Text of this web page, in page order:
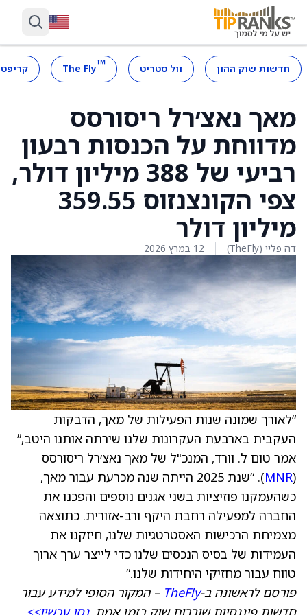
חדשות שוק ההון וול סטריט ™
The Fly
מאך נאצ׳רל ריסורסס
מדווחת על הכנסות רבעון
רביעי של 388 מיליון דולר,
צפי הקונצנזוס 359.55
מיליון דולר
דה פליי (TheFly) 12 במרץ 2026
“לאורך שמונה שנות הפעילות של מאך, הדבקות
העקבית בארבעת העקרונות שלנו שירתה אותנו היטב,”
אמר טום ל. וורד, המנכ"ל של מאך נאצ׳רל ריסורסס
(
MNR
). “שנת 2025 הייתה שנה מכרעת עבור מאך,
כשהעמקנו פוזיציות בשני אגנים נוספים והפכנו את
החברה למפעילה רחבת היקף ורב-אזורית. כתוצאה
מצמיחת הרכישות האסטרטגיות שלנו, חיזקנו את
העמידות של בסיס הנכסים שלנו כדי לייצר ערך ארוך
טווח עבור מחזיקי היחידות שלנו.”
פורסם לראשונה ב-TheFly – המקור הסופי למידע עבור
חדשות פיננסיות שוברות שוק בזמן אמת.נסו עכשיו>>